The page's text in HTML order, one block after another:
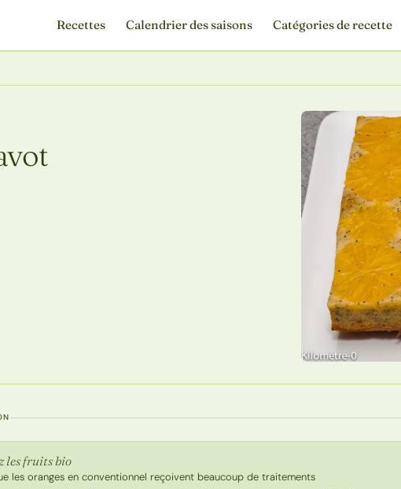
Recettes Calendrier des saisons Catégories de recette
les fruits bio
les oranges en conventionnel reçoivent beaucoup de traitements